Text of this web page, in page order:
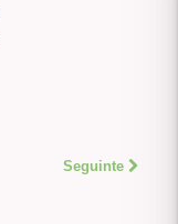
Seguinte